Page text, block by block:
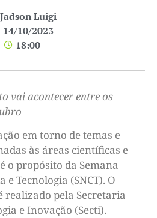
Jadson Luigi
14/10/2023
18:00
vai acontecer entre os
em torno de temas e
às áreas científicas e
o propósito da Semana
e Tecnologia (SNCT). O
realizado pela Secretaria
e Inovação (Secti).